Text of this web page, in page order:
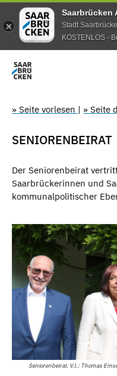
Saarbrücken
Stadt
KOSTENLOS -
» Seite vorlesen | » Seite
SENIORENBEIRAT
Der Seniorenbeirat
Saarbrückerinnen und
kommunalpolitischer
Seniorenbeirat. V.l.: Thomas